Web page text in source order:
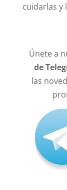
cuidarlas y
Únete a
de
las